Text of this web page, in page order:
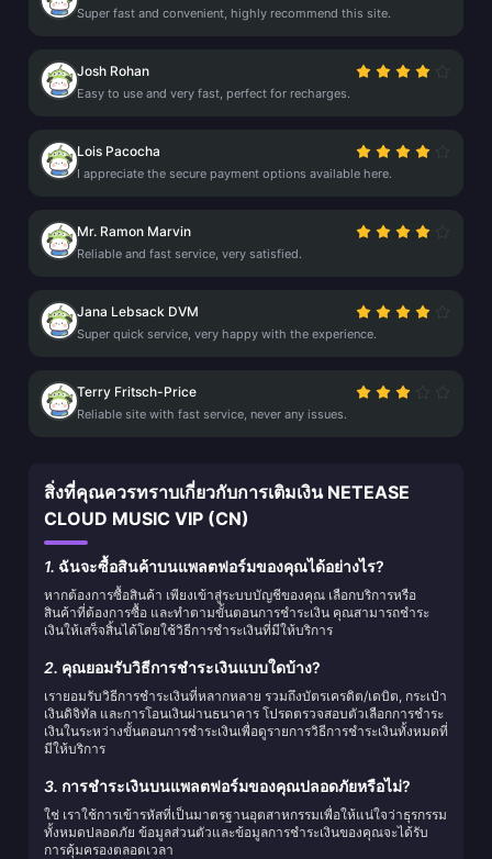
Super fast and convenient, highly recommend this site.
Josh Rohan
Easy to use and very fast, perfect for recharges.
Lois Pacocha
I appreciate the secure payment options available here.
Mr. Ramon Marvin
Reliable and fast service, very satisfied.
Jana Lebsack DVM
Super quick service, very happy with the experience.
Terry Fritsch-Price
Reliable site with fast service, never any issues.
สิ่งที่คุณควรทราบเกี่ยวกับการเติมเงิน NETEASE
CLOUD MUSIC VIP (CN)
1. ฉันจะซื้อสินค้าบนแพลตฟอร์มของคุณได้อย่างไร?
หากต้องการซื้อสินค้า เพียงเข้าสู่ระบบบัญชีของคุณ เลือกบริการหรือ
สินค้าที่ต้องการซื้อ และทำตามขั้นตอนการชำระเงิน คุณสามารถชำระ
เงินให้เสร็จสิ้นได้โดยใช้วิธีการชำระเงินที่มีให้บริการ
2. คุณยอมรับวิธีการชำระเงินแบบใดบ้าง?
เรายอมรับวิธีการชำระเงินที่หลากหลาย รวมถึงบัตรเครดิต/เดบิต, กระเป๋า
เงินดิจิทัล และการโอนเงินผ่านธนาคาร โปรดตรวจสอบตัวเลือกการชำระ
เงินในระหว่างขั้นตอนการชำระเงินเพื่อดูรายการวิธีการชำระเงินทั้งหมดที่
มีให้บริการ
3. การชำระเงินบนแพลตฟอร์มของคุณปลอดภัยหรือไม่?
ใช่ เราใช้การเข้ารหัสที่เป็นมาตรฐานอุตสาหกรรมเพื่อให้แน่ใจว่าธุรกรรม
ทั้งหมดปลอดภัย ข้อมูลส่วนตัวและข้อมูลการชำระเงินของคุณจะได้รับ
การคุ้มครองตลอดเวลา